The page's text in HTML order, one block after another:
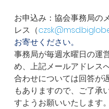
お申込み：協会事務局の
レス（
お寄せください。
事務局が毎週水曜日の運
め、上記メールアドレス
合わせについては回答が
もありますので、ご了承
すようお願いいたします。